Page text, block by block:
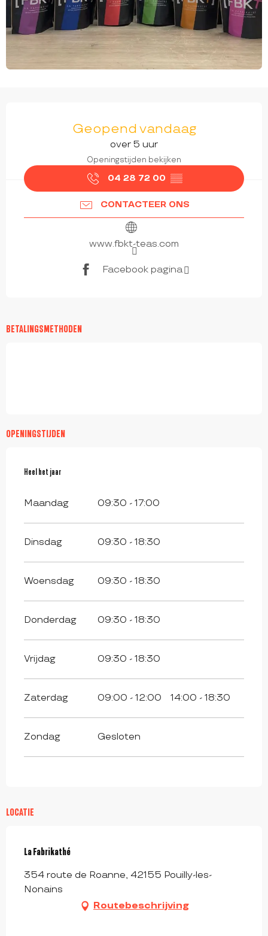
Geopend vandaag
over 5 uur
Openingstijden bekijken
04 28 72 00 ▒▒
CONTACTEER ONS
www.fbkt-teas.com
Facebook pagina
BETALINGSMETHODEN
OPENINGSTIJDEN
Heel het jaar
Heel het jaar
Maandag 09:30 - 17:00
Dinsdag 09:30 - 18:30
Woensdag 09:30 - 18:30
Donderdag 09:30 - 18:30
Vrijdag 09:30 - 18:30
Zaterdag 09:00 - 12:00 14:00 - 18:30
Zondag Gesloten
LOCATIE
La Fabrikathé
354 route de Roanne, 42155 Pouilly-les-
Nonains
Routebeschrijving